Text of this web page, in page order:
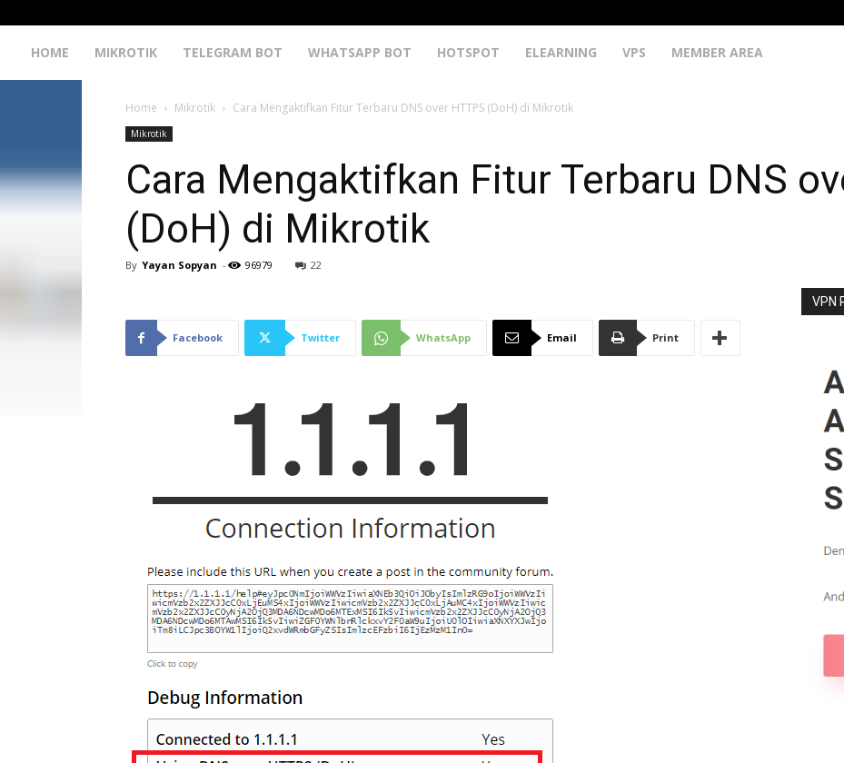
HOME MIKROTIK TELEGRAM BOT WHATSAPP BOT HOTSPOT ELEARNING VPS MEMBER AREA
Home Mikrotik Cara Mengaktifkan Fitur Terbaru DNS over HTTPS (DoH) di Mikrotik
Mikrotik
Cara Mengaktifkan Fitur Terbaru DNS
(DoH) di Mikrotik
By Yayan Sopyan - 96979 22
Facebook Twitter WhatsApp Email Print
VPN